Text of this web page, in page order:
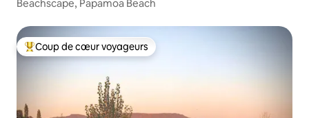
Beachscape, Papamoa Beach
Coup de cœur voyageurs parmi les plus aimés
Coup de cœur voyageurs